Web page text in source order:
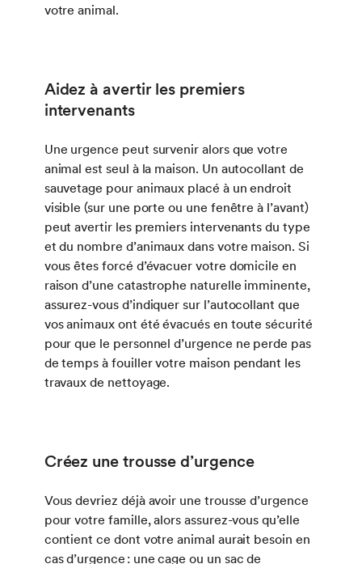
votre animal.
Aidez à avertir les premiers
intervenants
Une urgence peut survenir alors que votre
animal est seul à la maison. Un autocollant de
sauvetage pour animaux placé à un endroit
visible (sur une porte ou une fenêtre à l’avant)
peut avertir les premiers intervenants du type
et du nombre d’animaux dans votre maison. Si
vous êtes forcé d’évacuer votre domicile en
raison d’une catastrophe naturelle imminente,
assurez-vous d’indiquer sur l’autocollant que
vos animaux ont été évacués en toute sécurité
pour que le personnel d’urgence ne perde pas
de temps à fouiller votre maison pendant les
travaux de nettoyage.
Créez une trousse d’urgence
Vous devriez déjà avoir une trousse d’urgence
pour votre famille, alors assurez-vous qu’elle
contient ce dont votre animal aurait besoin en
cas d’urgence : une cage ou un sac de